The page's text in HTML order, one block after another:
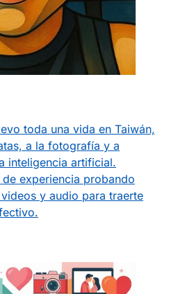
toda una vida en Taiwán,
a la fotografía y a
inteligencia artificial.
experiencia probando
y audio para traerte